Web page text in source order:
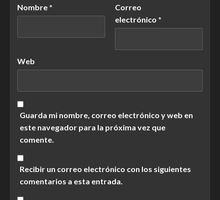
Nombre *
Correo
electrónico *
Web
Guarda mi nombre, correo electrónico y web en
este navegador para la próxima vez que
comente.
Recibir un correo electrónico con los siguientes
comentarios a esta entrada.